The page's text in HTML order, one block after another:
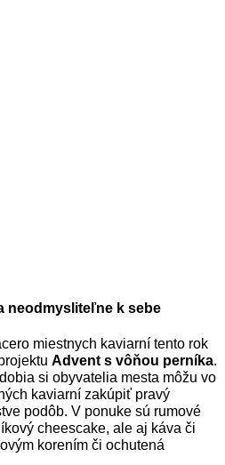
neodmysliteľne k sebe
miestnych kaviarní tento rok
Advent s vôňou perníka.
si obyvatelia mesta môžu vo
kaviarní zakúpiť pravý
podôb. V ponuke sú rumové
cheescake, ale aj káva či
korením či ochutená